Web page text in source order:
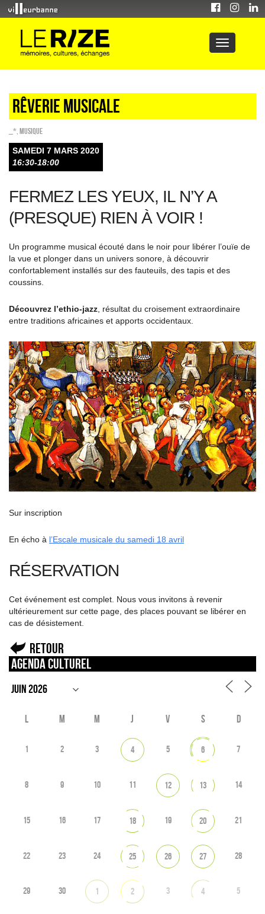
Rêverie musicale
_* Musique
SAMEDI 7 MARS 2020
16:30-18:00
FERMEZ LES YEUX, IL N’Y A
(PRESQUE) RIEN À VOIR !
Un programme musical écouté dans le noir pour libérer l’ouïe de
la vue et plonger dans un univers sonore, à découvrir
confortablement installés sur des fauteuils, des tapis et des
coussins.
Découvrez l’ethio-jazz , résultat du croisement extraordinaire
entre traditions africaines et apports occidentaux.
Sur inscription
En écho à l’Escale musicale du samedi 18 avril
RÉSERVATION
Cet événement est complet. Nous vous invitons à revenir
ultérieurement sur cette page, des places pouvant se libérer en
cas de désistement.
Retour
Agenda culturel
L M M J V S D
1 2 3 4 5 6 7
8 9 10 11 12 13 14
15 16 17 18 19 20 21
22 23 24 25 26 27 28
29 30 1 2 3 4 5